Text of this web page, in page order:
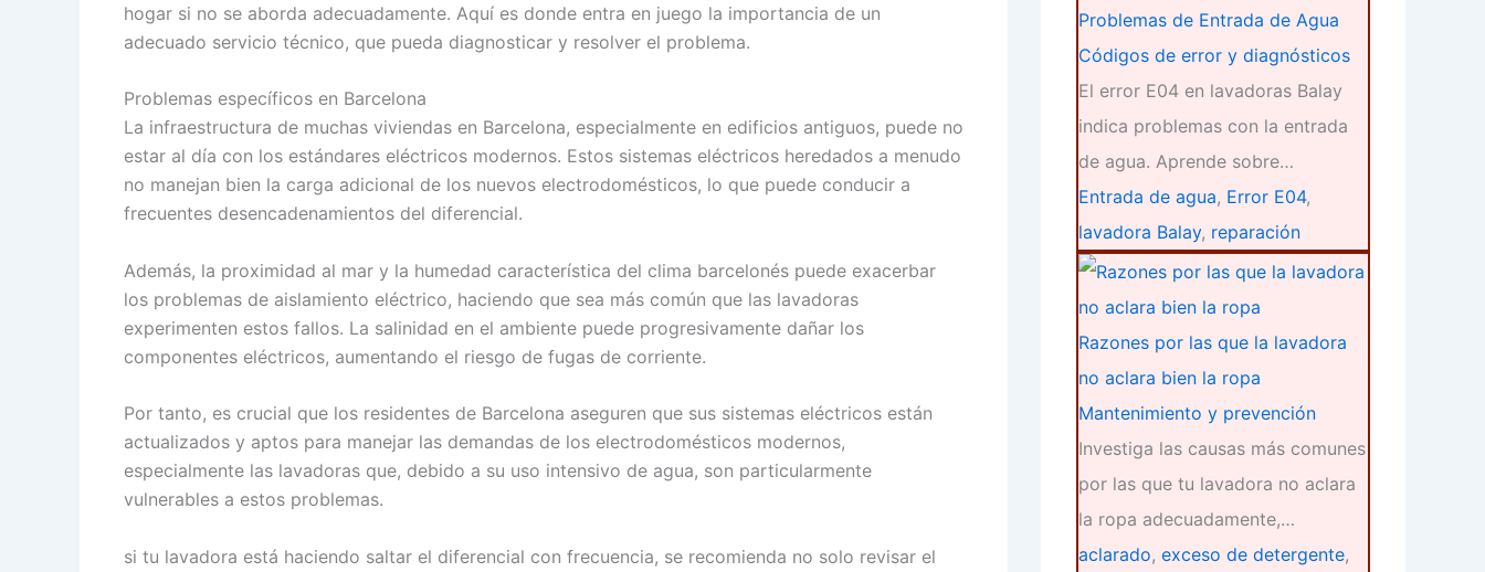
hogar si no se aborda adecuadamente. Aquí es donde entra en juego la importancia de un
adecuado servicio técnico, que pueda diagnosticar y resolver el problema.
Problemas específicos en Barcelona
La infraestructura de muchas viviendas en Barcelona, especialmente en edificios antiguos, puede no
estar al día con los estándares eléctricos modernos. Estos sistemas eléctricos heredados a menudo
no manejan bien la carga adicional de los nuevos electrodomésticos, lo que puede conducir a
frecuentes desencadenamientos del diferencial.
Además, la proximidad al mar y la humedad característica del clima barcelonés puede exacerbar
los problemas de aislamiento eléctrico, haciendo que sea más común que las lavadoras
experimenten estos fallos. La salinidad en el ambiente puede progresivamente dañar los
componentes eléctricos, aumentando el riesgo de fugas de corriente.
Por tanto, es crucial que los residentes de Barcelona aseguren que sus sistemas eléctricos están
actualizados y aptos para manejar las demandas de los electrodomésticos modernos,
especialmente las lavadoras que, debido a su uso intensivo de agua, son particularmente
vulnerables a estos problemas.
si tu lavadora está haciendo saltar el diferencial con frecuencia, se recomienda no solo revisar el
Problemas de Entrada de Agua
Códigos de error y diagnósticos
El error E04 en lavadoras Balay
indica problemas con la entrada
de agua. Aprende sobre…
Entrada de agua, Error E04,
lavadora Balay, reparación
Razones por las que la lavadora
no aclara bien la ropa
Mantenimiento y prevención
Investiga las causas más comunes
por las que tu lavadora no aclara
la ropa adecuadamente,…
aclarado, exceso de detergente,